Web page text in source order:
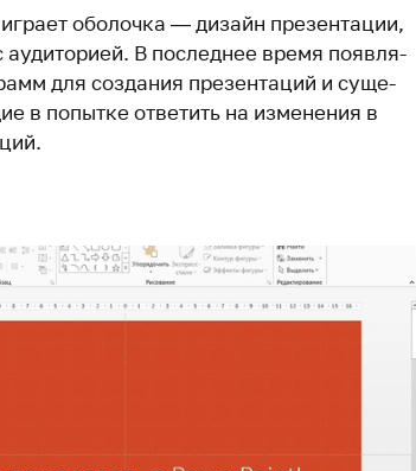
обо­лочка — дизайн пре­зен­тации,
В последнее время появ­ля­
для создания пре­зен­таций и суще­
в попытке отве­тить на изме­нения в